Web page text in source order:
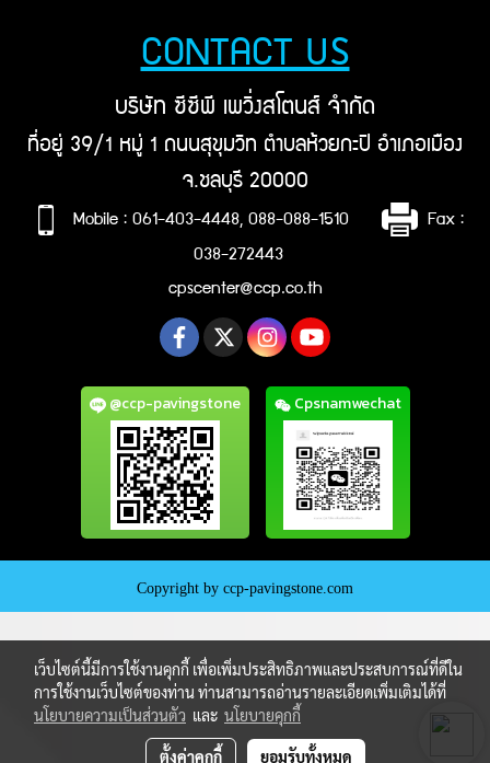
CONTACT US
บริษัท ซีซีพี เพวิ่งสโตนส์ จำกัด
ที่อยู่ 39/1 หมู่ 1 ถนนสุขุมวิท ตำบลห้วยกะปิ อำเภอเมือง
จ.ชลบุรี 20000
Mobile : 061-403-4448, 088-088-1510 Fax :
038-272443
cpscenter@ccp.co.th
@ccp-pavingstone Cpsnamwechat
Copyright by ccp-pavingstone.com
เว็บไซต์นี้มีการใช้งานคุกกี้ เพื่อเพิ่มประสิทธิภาพและประสบการณ์ที่ดีใน
การใช้งานเว็บไซต์ของท่าน ท่านสามารถอ่านรายละเอียดเพิ่มเติมได้ที่
นโยบายความเป็นส่วนตัว และ นโยบายคุกกี้
ตั้งค่าคุกกี้ ยอมรับทั้งหมด